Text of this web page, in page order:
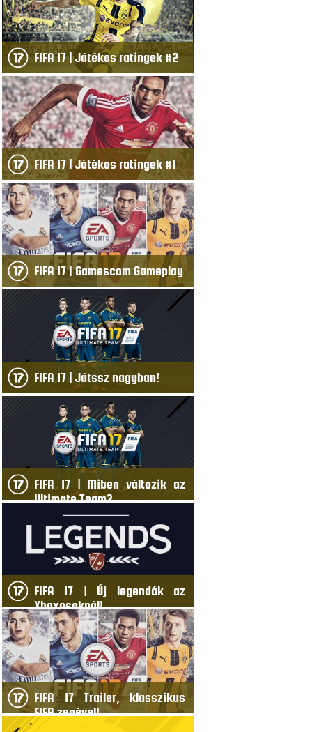
FIFA 17 | Játékos ratingek #2
FIFA 17 | Játékos ratingek #1
FIFA 17 | Gamescom Gameplay
FIFA 17 | Játssz nagyban!
FIFA 17 | Miben változik az
Ultimate Team?
FIFA 17 | Új legendák az
Xboxosoknál!
FIFA 17 Trailer, klasszikus
FIFA zenével!